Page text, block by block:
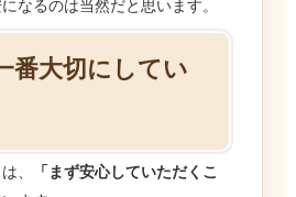
なるのは当然だと思います。
番大切にしてい
、
「まず安心していただくこ